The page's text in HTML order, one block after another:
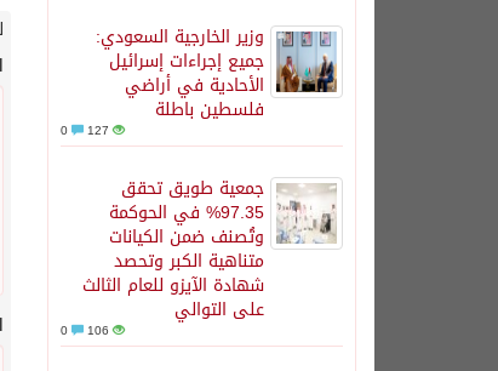
وزير الخارجية السعودي:
جميع إجراءات إسرائيل
الأحادية في أراضي
فلسطين باطلة
127
جمعية طويق تحقق
97.35% في الحوكمة
وتُصنف ضمن الكيانات
متناهية الكبر وتحصد
شهادة الآيزو للعام الثالث
على التوالي
106